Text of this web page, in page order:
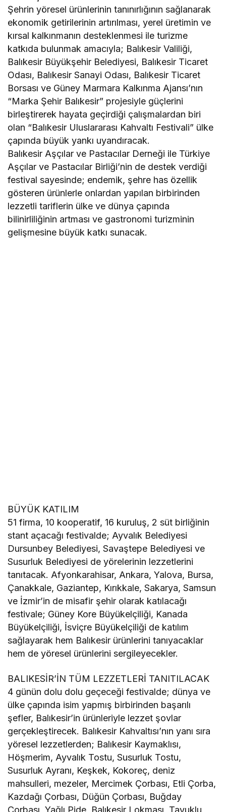
Şehrin yöresel ürünlerinin tanınırlığının sağlanarak
ekonomik getirilerinin artırılması, yerel üretimin ve
kırsal kalkınmanın desteklenmesi ile turizme
katkıda bulunmak amacıyla; Balıkesir Valiliği,
Balıkesir Büyükşehir Belediyesi, Balıkesir Ticaret
Odası, Balıkesir Sanayi Odası, Balıkesir Ticaret
Borsası ve Güney Marmara Kalkınma Ajansı’nın
“Marka Şehir Balıkesir” projesiyle güçlerini
birleştirerek hayata geçirdiği çalışmalardan biri
olan “Balıkesir Uluslararası Kahvaltı Festivali” ülke
çapında büyük yankı uyandıracak.
Balıkesir Aşçılar ve Pastacılar Derneği ile Türkiye
Aşçılar ve Pastacılar Birliği’nin de destek verdiği
festival sayesinde; endemik, şehre has özellik
gösteren ürünlerle onlardan yapılan birbirinden
lezzetli tariflerin ülke ve dünya çapında
bilinirliliğinin artması ve gastronomi turizminin
gelişmesine büyük katkı sunacak.
BÜYÜK KATILIM
51 firma, 10 kooperatif, 16 kuruluş, 2 süt birliğinin
stant açacağı festivalde; Ayvalık Belediyesi
Dursunbey Belediyesi, Savaştepe Belediyesi ve
Susurluk Belediyesi de yörelerinin lezzetlerini
tanıtacak. Afyonkarahisar, Ankara, Yalova, Bursa,
Çanakkale, Gaziantep, Kırıkkale, Sakarya, Samsun
ve İzmir’in de misafir şehir olarak katılacağı
festivale; Güney Kore Büyükelçiliği, Kanada
Büyükelçiliği, İsviçre Büyükelçiliği de katılım
sağlayarak hem Balıkesir ürünlerini tanıyacaklar
hem de yöresel ürünlerini sergileyecekler.
BALIKESİR’İN TÜM LEZZETLERİ TANITILACAK
4 günün dolu dolu geçeceği festivalde; dünya ve
ülke çapında isim yapmış birbirinden başarılı
şefler, Balıkesir’in ürünleriyle lezzet şovlar
gerçekleştirecek. Balıkesir Kahvaltısı’nın yanı sıra
yöresel lezzetlerden; Balıkesir Kaymaklısı,
Höşmerim, Ayvalık Tostu, Susurluk Tostu,
Susurluk Ayranı, Keşkek, Kokoreç, deniz
mahsulleri, mezeler, Mercimek Çorbası, Etli Çorba,
Kazdağı Çorbası, Düğün Çorbası, Buğday
Çorbası, Yağlı Pide, Balıkesir Lokması, Tavuklu